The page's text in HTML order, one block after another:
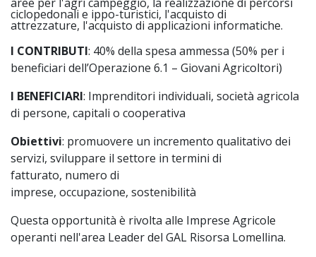
ciclopedonali e ippo-turistici, l'acquisto di
attrezzature, l'acquisto di applicazioni informatiche.
I CONTRIBUTI: 40% della spesa ammessa (50% per i
beneficiari dell’Operazione 6.1 – Giovani Agricoltori)
I BENEFICIARI: Imprenditori individuali, società agricola
di persone, capitali o cooperativa
Obiettivi: promuovere un incremento qualitativo dei
servizi, sviluppare il settore in termini di
fatturato, numero di
imprese, occupazione, sostenibilità
Questa opportunità è rivolta alle Imprese Agricole
operanti nell'area Leader del GAL Risorsa Lomellina.